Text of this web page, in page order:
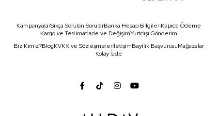
KampanyalarSıkça Sorulan SorularBanka Hesap BilgileriKapıda Ödeme
Kargo ve Teslimatİade ve DeğişimYurtdışı Gönderim
Biz Kimiz?BlogKVKK ve SözleşmelerİletişimBayilik BaşvurusuMağazalar
Kolay İade